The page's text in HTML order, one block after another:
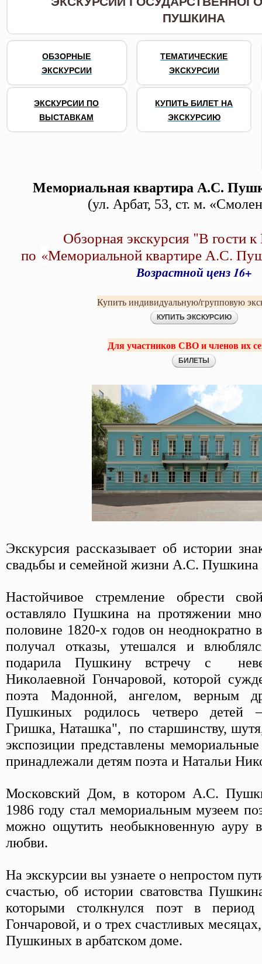
ПУШКИНА
ОБЗОРНЫЕ
ЭКСКУРСИИ
ЭКСКУРСИИ ПО
ВЫСТАВКАМ
ТЕМАТИЧЕСКИЕ
ЭКСКУРСИИ
КУПИТЬ БИЛЕТ НА
ЭКСКУРСИЮ
Мемориальная квартира А.С.
(ул. Арбат, 53, ст. м.
Обзорная экскурсия "В гости
по «Мемориальной квартире А.С.
Возрастной ценз 16+
Купить индивидуальную/групповую
Для участников СВО и членов их
Экскурсия рассказывает об истории
свадьбы и семейной жизни А.С.
Настойчивое стремление обрести
оставляло Пушкина на протяжении
половине 1820-х годов он неоднократно
получал отказы, утешался и
подарила Пушкину встречу с
Николаевной Гончаровой, которой
поэта Мадонной, ангелом, верным
Пушкиных родилось четверо
Гришка, Наташка", по старшинству,
экспозиции представлены
принадлежали детям поэта и Натальи
Московский Дом, в котором А.С.
1986 году стал мемориальным музеем
можно ощутить необыкновенную ауру
любви.
На экскурсии вы узнаете о непростом
счастью, об истории сватовства
которыми столкнулся поэт в
Гончаровой, и о трех счастливых
Пушкиных в арбатском доме.